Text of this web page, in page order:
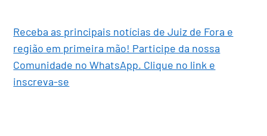
Receba as principais notícias de Juiz de Fora e
região em primeira mão! Participe da nossa
Comunidade no WhatsApp. Clique no link e
inscreva-se